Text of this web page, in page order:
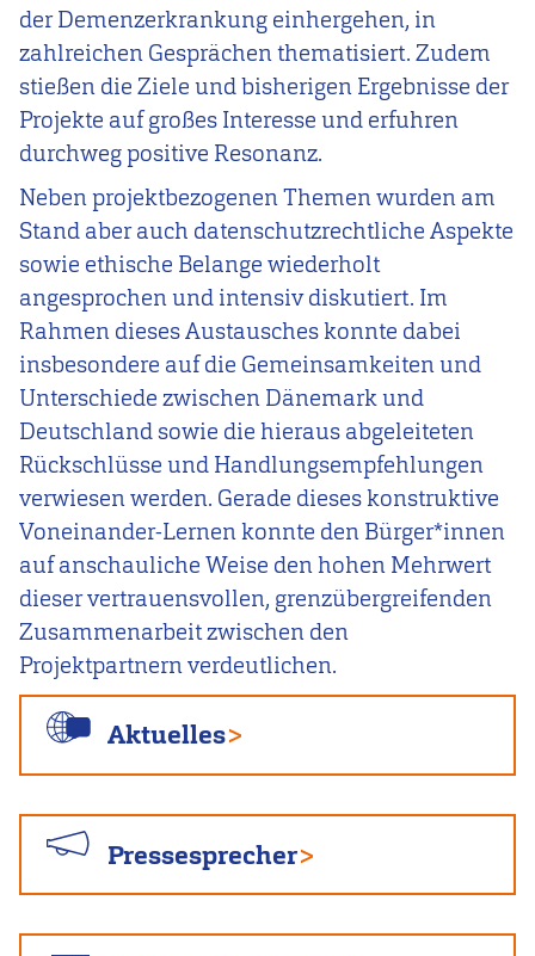
der Demenzerkrankung einhergehen, in
zahlreichen Gesprächen thematisiert. Zudem
stießen die Ziele und bisherigen Ergebnisse der
Projekte auf großes Interesse und erfuhren
durchweg positive Resonanz.
Neben projektbezogenen Themen wurden am
Stand aber auch datenschutzrechtliche Aspekte
sowie ethische Belange wiederholt
angesprochen und intensiv diskutiert. Im
Rahmen dieses Austausches konnte dabei
insbesondere auf die Gemeinsamkeiten und
Unterschiede zwischen Dänemark und
Deutschland sowie die hieraus abgeleiteten
Rückschlüsse und Handlungsempfehlungen
verwiesen werden. Gerade dieses konstruktive
Voneinander-Lernen konnte den Bürger*innen
auf anschauliche Weise den hohen Mehrwert
dieser vertrauensvollen, grenzübergreifenden
Zusammenarbeit zwischen den
Projektpartnern verdeutlichen.
Aktuelles
Pressesprecher